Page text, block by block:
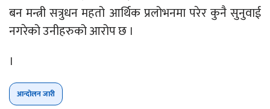
बन मन्त्री सत्रुधन महतो आर्थिक प्रलोभनमा परेर कुनै सुनुवाई
नगरेको उनीहरुको आरोप छ ।
।
आन्दोलन जारी